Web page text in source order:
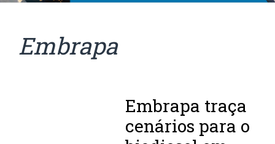
Embrapa
Embrapa traça
cenários para o